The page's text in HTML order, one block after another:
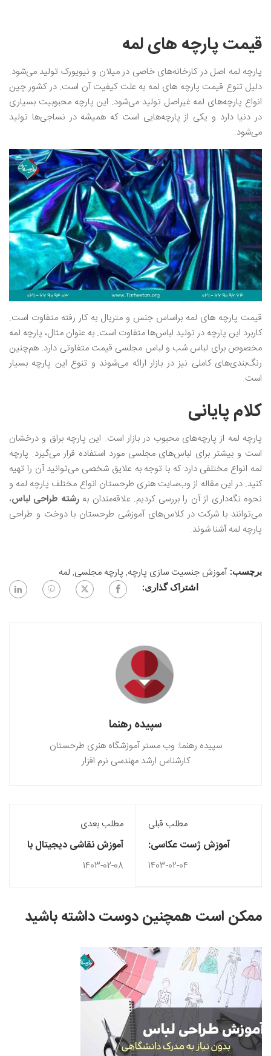
قیمت پارچه های لمه
پارچه لمه اصل در کارخانه‌های خاصی در میلان و نیویورک تولید می‌شود.
دلیل تنوع قیمت پارچه های لمه به علت کیفیت آن است. در کشور چین
انواع پارچه‌های لمه غیراصل تولید می‌شود. این پارچه محبوبیت بسیاری
در دنیا دارد و یکی از پارچه‌هایی است که همیشه در نساجی‌ها تولید
می‌شود.
قیمت پارچه های لمه براساس جنس و متریال به کار رفته متفاوت است.
کاربرد این پارچه در تولید لباس‌ها متفاوت است. به عنوان مثال، پارچه لمه
مخصوص برای لباس شب و لباس مجلسی قیمت متفاوتی دارد. هم‌چنین
رنگ‌بندی‌های کاملی نیز در بازار ارائه می‌شوند و تنوع این پارچه بسیار
است.
کلام پایانی
پارچه لمه از پارچه‌های محبوب در بازار است. این پارچه براق و درخشان
است و بیشتر برای لباس‌های مجلسی مورد استفاده قرار می‌گیرد. پارچه
لمه‌ انواع مختلفی دارد که با توجه به علایق شخصی می‌توانید آن را تهیه
کنید. در این مقاله از وب‌سایت‌ هنری طرحستان انواع مختلف پارچه لمه و
نحوه نگه‌داری از آن را بررسی کردیم. علاقه‌مندان بهرشته طراحی لباس،
می‌توانند با شرکت در کلاس‌های آموزشی طرحستان با دوخت و طراحی
پارچه لمه آشنا شوند.
برچسب: آموزش جنسیت سازی پارچه, پارچه مجلسی, لمه
اشتراک گذاری:
سپیده رهنما
سپیده رهنما: وب مستر آموزشگاه هنری طرحستان
کارشناس ارشد مهندسی نرم افزار
مطلب قبلی
آموزش ژست عکاسی:
چگونه در عکس ها
1403-02-04
مطلب بعدی
آموزش نقاشی دیجیتال با
فتوشاپ
1403-02-08
ممکن است همچنین دوست داشته باشید